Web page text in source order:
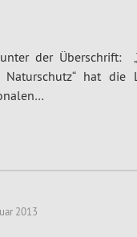
der Überschrift:
hat
2013